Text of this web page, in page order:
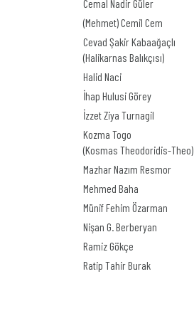
Cemal Nadir Güler
(Mehmet) Cemil Cem
Cevad Şakir Kabaağaçlı
(Halikarnas Balıkçısı)
Halid Naci
İhap Hulusi Görey
İzzet Ziya Turnagil
Kozma Togo
(Kosmas Theodoridis-Theo)
Mazhar Nazım Resmor
Mehmed Baha
Münif Fehim Özarman
Nişan G. Berberyan
Ramiz Gökçe
Ratip Tahir Burak